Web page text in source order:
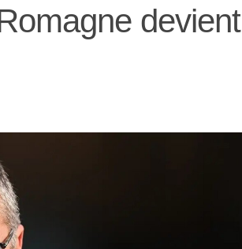
devient